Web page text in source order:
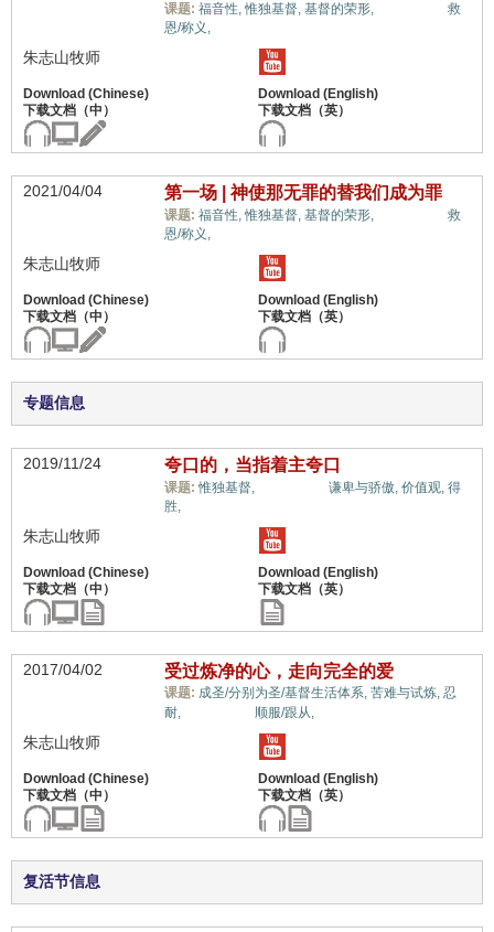
课题: 福音性,惟独基督, 基督的荣形,
救
恩/称义,
朱志山牧师
2021/04/04 第一场 | 神使那无罪的替我们成为罪
课题: 福音性,惟独基督, 基督的荣形,
救
恩/称义,
朱志山牧师
专题信息
2019/11/24 夸口的，当指着主夸口
课题:惟独基督, 谦卑与骄傲, 价值观, 得
胜,
朱志山牧师
2017/04/02 受过炼净的心，走向完全的爱
课题: 成圣/分别为圣/基督生活体系, 苦难与试炼, 忍
耐,
顺服/跟从,
朱志山牧师
复活节信息